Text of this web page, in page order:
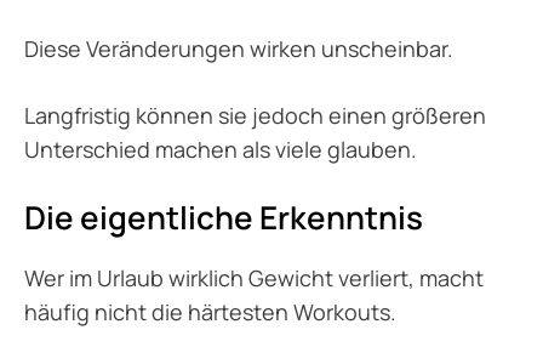
Diese Veränderungen wirken unscheinbar.
Langfristig können sie jedoch einen größeren
Unterschied machen als viele glauben.
Die eigentliche Erkenntnis
Wer im Urlaub wirklich Gewicht verliert, macht
häufig nicht die härtesten Workouts.